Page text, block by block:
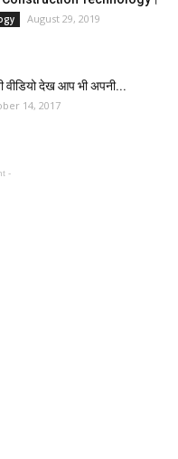
August 29, 2019
वीडियो देख आप भी अपनी...
14, 2017
-